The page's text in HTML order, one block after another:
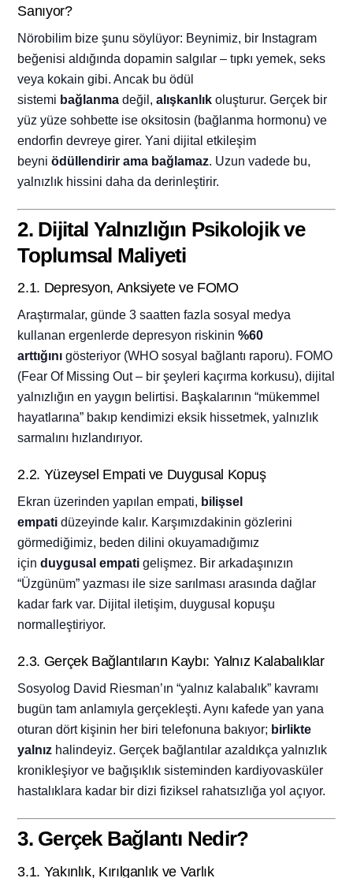
Sanıyor?
Nörobilim bize şunu söylüyor: Beynimiz, bir Instagram
beğenisi aldığında dopamin salgılar – tıpkı yemek, seks
veya kokain gibi. Ancak bu ödül
sistemi bağlanma değil,alışkanlık oluşturur. Gerçek bir
yüz yüze sohbette ise oksitosin (bağlanma hormonu) ve
endorfin devreye girer. Yani dijital etkileşim
beyniödüllendirir ama bağlamaz. Uzun vadede bu,
yalnızlık hissini daha da derinleştirir.
2. Dijital Yalnızlığın Psikolojik ve
Toplumsal Maliyeti
2.1. Depresyon, Anksiyete ve FOMO
Araştırmalar, günde 3 saatten fazla sosyal medya
kullanan ergenlerde depresyon riskinin%60
arttığını gösteriyor (WHO sosyal bağlantı raporu). FOMO
(Fear Of Missing Out – bir şeyleri kaçırma korkusu), dijital
yalnızlığın en yaygın belirtisi. Başkalarının “mükemmel
hayatlarına” bakıp kendimizi eksik hissetmek, yalnızlık
sarmalını hızlandırıyor.
2.2. Yüzeysel Empati ve Duygusal Kopuş
Ekran üzerinden yapılan empati, bilişsel
empati düzeyinde kalır. Karşımızdakinin gözlerini
görmediğimiz, beden dilini okuyamadığımız
içinduygusal empati gelişmez. Bir arkadaşınızın
“Üzgünüm” yazması ile size sarılması arasında dağlar
kadar fark var. Dijital iletişim, duygusal kopuşu
normalleştiriyor.
2.3. Gerçek Bağlantıların Kaybı: Yalnız Kalabalıklar
Sosyolog David Riesman’ın “yalnız kalabalık” kavramı
bugün tam anlamıyla gerçekleşti. Aynı kafede yan yana
oturan dört kişinin her biri telefonuna bakıyor; birlikte
yalnız halindeyiz. Gerçek bağlantılar azaldıkça yalnızlık
kronikleşiyor ve bağışıklık sisteminden kardiyovasküler
hastalıklara kadar bir dizi fiziksel rahatsızlığa yol açıyor.
3. Gerçek Bağlantı Nedir?
3.1. Yakınlık, Kırılganlık ve Varlık